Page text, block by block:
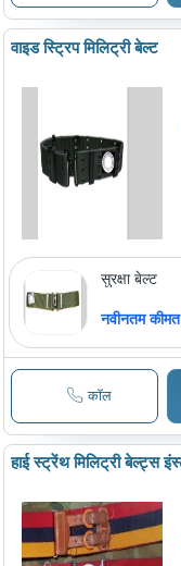
वाइड स्ट्रिप मिलिट्री बेल्ट
सुरक्षा बेल्ट
नवीनतम
कॉल
हाई स्ट्रेंथ मिलिट्री बेल्ट्स